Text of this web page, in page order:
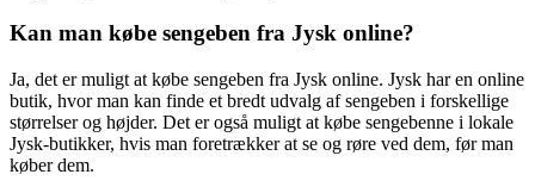
Kan man købe sengeben fra Jysk online?
Ja, det er muligt at købe sengeben fra Jysk online. Jysk har en online
butik, hvor man kan finde et bredt udvalg af sengeben i forskellige
størrelser og højder. Det er også muligt at købe sengebenne i lokale
Jysk-butikker, hvis man foretrækker at se og røre ved dem, før man
køber dem.